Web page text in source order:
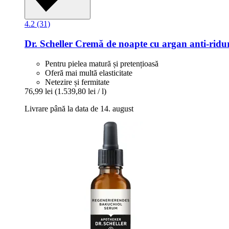
4.2 (31)
Dr. Scheller Cremă de noapte cu argan anti-​
Pentru pielea matură și pretențioasă
Oferă mai multă elasticitate
Netezire și fermitate
76,99 lei (1.539,80 lei / l)
Livrare până la data de 14. august